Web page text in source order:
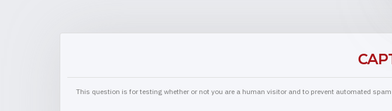
This question is for testing whether or not you are a human visitor and to prevent automated